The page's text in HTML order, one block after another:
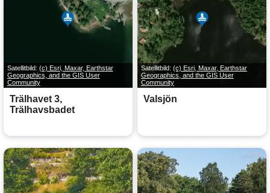
Satellitbild: (c) Esri, Maxar, Earthstar
Geographics, and the GIS User
Community
Trälhavet 3,
Trälhavsbadet
Satellitbild: (c) Esri, Maxar, Earthstar
Geographics, and the GIS User
Community
Valsjön